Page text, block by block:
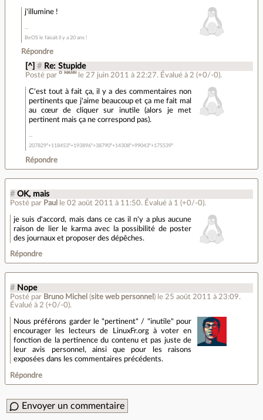
j'illumine !
BeOS le faisait il y a 20 ans !
Répondre
[^] # Re: Stupide
Posté par ᴼ ᴹᴬᴺᴺ le 27 juin 2011 à 22:27.Évalué à 2 (+0/-0).
C'est tout à fait ça, il y a des commentaires non
pertinents que j'aime beaucoup et ça me fait mal
au cœur de cliquer sur inutile (alors je met
pertinent mais ça ne correspond pas).
207829⁶+118453⁶=193896⁶+38790⁶+14308⁶+99043⁶+175539⁶
Répondre
# OK, mais
Posté par Paul le 02 août 2011 à 11:50. Évalué à 1 (+0/-0).
je suis d'accord, mais dans ce cas il n'y a plus aucune
raison de lier le karma avec la possibilité de poster
des journaux et proposer des dépêches.
Répondre
# Nope
Posté par Bruno Michel (site web personnel ) le 25 août 2011 à 23:09.
Évalué à 2 (+0/-0).
Nous préférons garder le "pertinent" / "inutile" pour
encourager les lecteurs de LinuxFr.org à voter en
fonction de la pertinence du contenu et pas juste de
leur avis personnel, ainsi que pour les raisons
exposées dans les commentaires précédents.
Répondre
Envoyer un commentaire